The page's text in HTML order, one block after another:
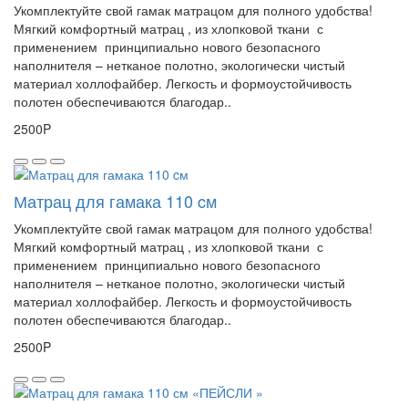
Укомплектуйте свой гамак матрацом для полного удобства!
Мягкий комфортный матрац , из хлопковой ткани с
применением принципиально нового безопасного
наполнителя – нетканое полотно, экологически чистый
материал холлофайбер. Легкость и формоустойчивость
полотен обеспечиваются благодар..
2500P
Матрац для гамака 110 cм
Укомплектуйте свой гамак матрацом для полного удобства!
Мягкий комфортный матрац , из хлопковой ткани с
применением принципиально нового безопасного
наполнителя – нетканое полотно, экологически чистый
материал холлофайбер. Легкость и формоустойчивость
полотен обеспечиваются благодар..
2500P